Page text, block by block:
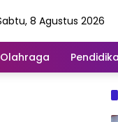
8 Agustus 2026
Olahraga